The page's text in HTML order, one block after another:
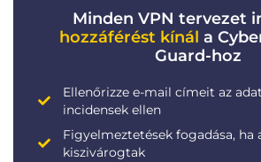
Minden VPN tervezet
hozzáférést kínál a
Guard-hoz
Ellenőrizze e-mail címeit az
incidensek ellen
Figyelmeztetések fogadása, ha
kiszivárogtak